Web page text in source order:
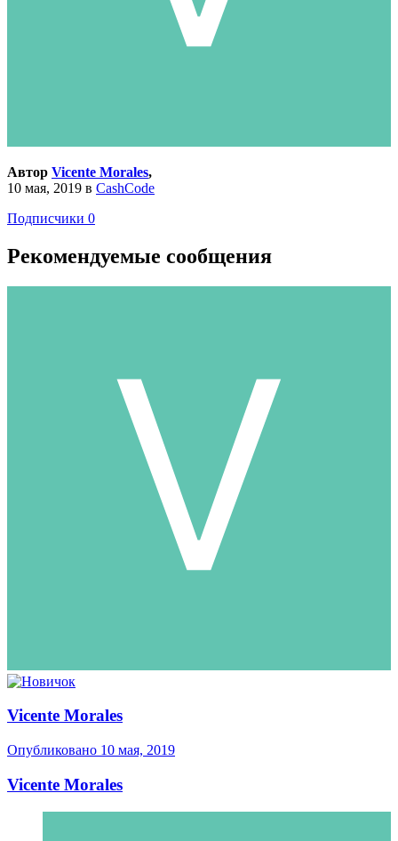
Автор Vicente Morales,
10 мая, 2019 в CashCode
Подписчики 0
Рекомендуемые сообщения
Vicente Morales
Опубликовано 10 мая, 2019
Vicente Morales